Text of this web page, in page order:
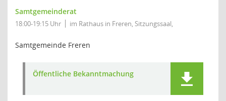
Samtgemeinderat
18:00-19:15 Uhr im Rathaus in Freren, Sitzungssaal,
Samtgemeinde Freren
Öffentliche Bekanntmachung